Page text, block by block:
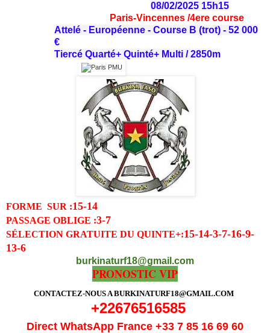
08/02/2025 15h15
Paris-Vincennes /4ere course
Attelé - Européenne - Course B (trot) - 52 000
€
Tiercé Quarté+ Quinté+ Multi / 2850m
FORME SUR :15-14
PASSAGE OBLIGE :3-7
SÉLECTION GRATUITE DU QUINTE+:15-14-3-7-16-9-
13-6
burkinaturf18@gmail.com
PRONOSTIC VIP
CONTACTEZ-NOUS A BURKINATURF18@GMAIL.COM
+22676516585
Direct WhatsApp France +33 7 85 16 69 60